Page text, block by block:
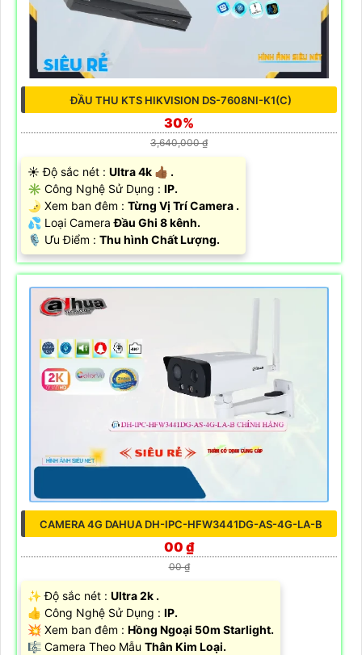
ĐẦU THU KTS HIKVISION DS-7608NI-K1(C)
30%
3,640,000 ₫
☀️ Độ sắc nét : Ultra 4k 👍🏾 .
✳️ Công Nghệ Sử Dụng : IP.
🌛 Xem ban đêm : Từng Vị Trí Camera .
💦 Loại CameraĐầu Ghi 8 kênh.
️🎙 Ưu Điểm : Thu hình Chất Lượng.
CAMERA 4G DAHUA DH-IPC-HFW3441DG-AS-4G-LA-B
00 ₫
00 ₫
✨ Độ sắc nét : Ultra 2k .
👍 Công Nghệ Sử Dụng : IP.
💥 Xem ban đêm : Hồng Ngoại 50m Starlight.
🎼️ Camera Theo Mẫu Thân Kim Loại.